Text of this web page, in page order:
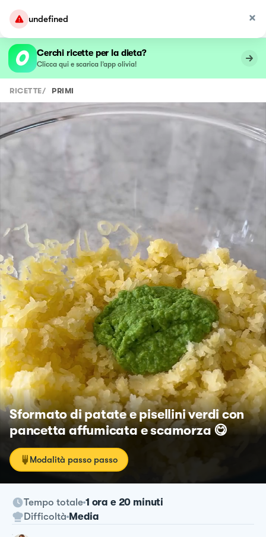
undefined
Cerchi ricette per la dieta?
Clicca qui e scarica l’app olivia!
RICETTE/ PRIMI
Sformato di patate e pisellini verdi con
pancetta affumicata e scamorza 😋
Modalità passo passo
Tempo totale 1 ora e 20 minuti
Difficoltà Media